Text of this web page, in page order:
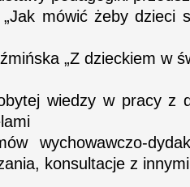
mówić żeby dzieci
„Z dzieckiem w
wiedzy w pracy z
wychowawczo-
konsultacje z